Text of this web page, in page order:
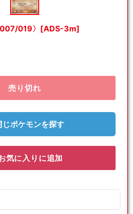
019〉[ADS-3m]
売り切れ
じポケモンを探す
気に入りに追加